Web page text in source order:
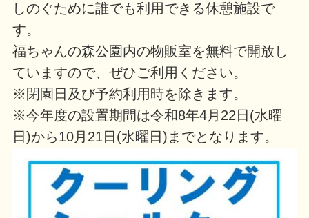
しのぐために誰でも利用できる休憩施設で
す。
福ちゃんの森公園内の物販室を無料で開放し
ていますので、ぜひご利用ください。
※閉園日及び予約利用時を除きます。
※今年度の設置期間は令和8年4月22日(水曜
日)から10月21日(水曜日)までとなります。